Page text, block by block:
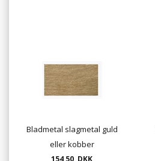
Bladmetal slagmetal guld
eller kobber